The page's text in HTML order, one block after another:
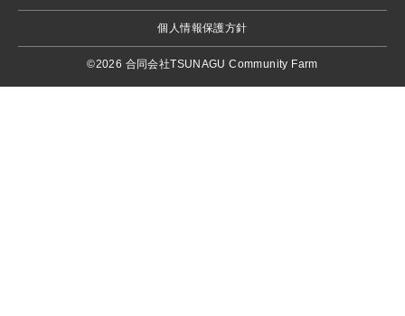
個人情報保護方針
©2026 合同会社TSUNAGU Community Farm